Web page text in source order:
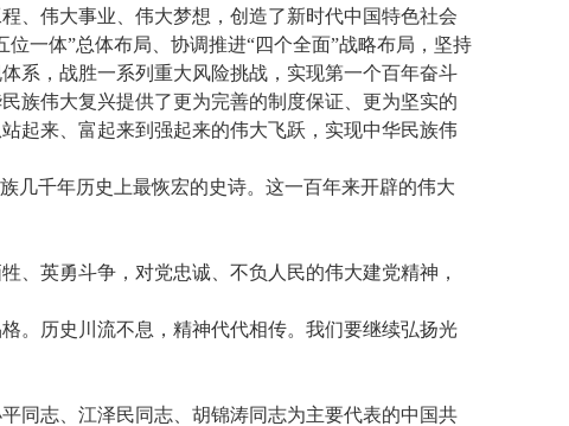
、伟大事业、伟大梦想，创造了新时代中国特色社会
一体”总体布局、协调推进“四个全面”战略布局，坚持
系，战胜一系列重大风险挑战，实现第一个百年奋斗
族伟大复兴提供了更为完善的制度保证、更为坚实的
起来、富起来到强起来的伟大飞跃，实现中华民族伟
几千年历史上最恢宏的史诗。这一百年来开辟的伟大
、英勇斗争，对党忠诚、不负人民的伟大建党精神，
。历史川流不息，精神代代相传。我们要继续弘扬光
同志、江泽民同志、胡锦涛同志为主要代表的中国共